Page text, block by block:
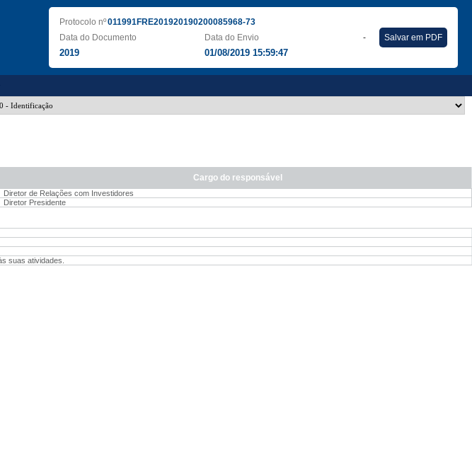
Protocolo nº011991FRE201920190200085968-73
Data do Documento
2019
Data do Envio
01/08/2019 15:59:47
- Salvar em PDF